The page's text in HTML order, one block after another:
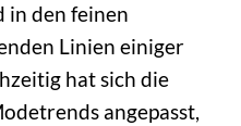
in den feinen
Linien einiger
hat sich die
angepasst,